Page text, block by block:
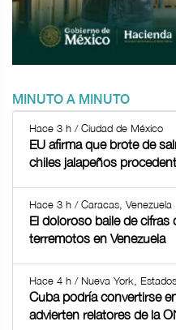
MINUTO A MINUTO
Hace 3 h / Ciudad de México
EU afirma que brote de
chiles jalapeños
Hace 3 h / Caracas, Venezuela
El doloroso baile de
terremotos en Venezuela
Hace 4 h / Nueva York,
Cuba podría convertirse
advierten relatores de la